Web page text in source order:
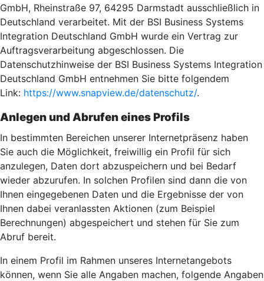
GmbH, Rheinstraße 97, 64295 Darmstadt ausschließlich in
Deutschland verarbeitet. Mit der BSI Business Systems
Integration Deutschland GmbH wurde ein Vertrag zur
Auftragsverarbeitung abgeschlossen. Die
Datenschutzhinweise der BSI Business Systems Integration
Deutschland GmbH entnehmen Sie bitte folgendem
Link: https://www.snapview.de/datenschutz/.
Anlegen und Abrufen eines Profils
In bestimmten Bereichen unserer Internetpräsenz haben
Sie auch die Möglichkeit, freiwillig ein Profil für sich
anzulegen, Daten dort abzuspeichern und bei Bedarf
wieder abzurufen. In solchen Profilen sind dann die von
Ihnen eingegebenen Daten und die Ergebnisse der von
Ihnen dabei veranlassten Aktionen (zum Beispiel
Berechnungen) abgespeichert und stehen für Sie zum
Abruf bereit.
In einem Profil im Rahmen unseres Internetangebots
können, wenn Sie alle Angaben machen, folgende Angaben